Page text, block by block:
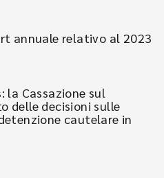
annuale relativo al 2023
la Cassazione sul
delle decisioni sulle
cautelare in